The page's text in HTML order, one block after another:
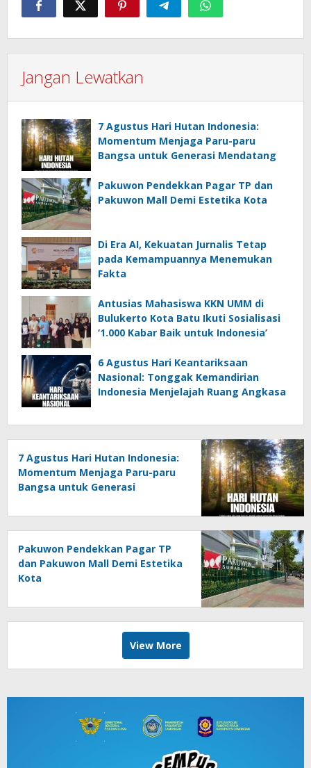
Jangan Lewatkan
7 Agustus Hari Hutan Indonesia:
Momentum Menjaga Paru-paru
Bangsa untuk Generasi Mendatang
Pakuwon Pendekkan Pagar TP dan
Pakuwon Mall Demi Estetika Kota
Di Era AI, Kekuatan Jurnalis Tetap
pada Kemampuannya Menemukan
Fakta
Antusias Mahasiswa KKN UMM di
Bulukerto Kota Batu Ikuti Sosialisasi
‘1.000 Kabar Baik untuk Indonesia’
6 Agustus Hari Keantariksaan
Nasional: Tonggak Kemandirian
Indonesia Menjelajah Ruang Angkasa
7 Agustus Hari Hutan Indonesia:
Momentum Menjaga Paru-paru
Bangsa untuk Generasi
Pakuwon Pendekkan Pagar TP
dan Pakuwon Mall Demi Estetika
Kota
View More